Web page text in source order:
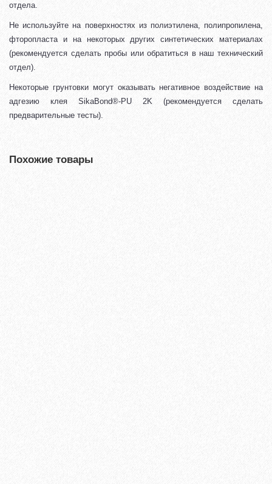
отдела.
Не используйте на поверхностях из полиэтилена, полипропилена,
фторопласта и на некоторых других синтетических материалах
(рекомендуется сделать пробы или обратиться в наш технический
отдел).
Некоторые грунтовки могут оказывать негативное воздействие на
адгезию клея SikaBond®-PU 2K (рекомендуется сделать
предварительные тесты).
Похожие товары